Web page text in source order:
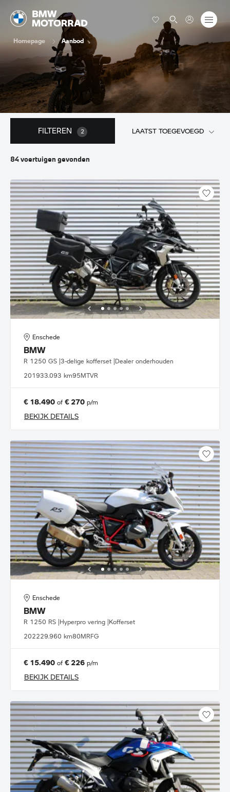
Homepage Aanbod
FILTEREN 2 LAATST TOEGEVOEGD
84voertuigen gevonden
Enschede
BMW
R 1250 GS |3-delige kofferset |Dealer onderhouden
201933.093 km95MTVR
€ 18.490 of € 270 p/m
BEKIJK DETAILS
Enschede
BMW
R 1250 RS |Hyperpro vering |Kofferset
202229.960 km80MRFG
€ 15.490 of € 226 p/m
BEKIJK DETAILS